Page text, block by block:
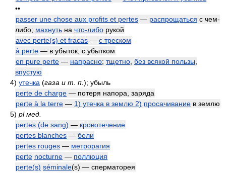
••
passer une chose aux profits et pertes — распрощаться с чем-
либо; махнуть на что-либо рукой
avec perte(s) et fracas — с треском
à perte — в убыток, с убытком
en pure perte — напрасно; тщетно без всякой пользы
впустую
4) утечка (газа и т. п. ); убыль
perte de charge — потеря напора, заряда
perte à la terre — 1) утечка в землю 2) просачивание в землю
5) pl мед.
pertes (de sang) — кровотечение
pertes blanches — бели
pertes rouges — метрорагия
perte nocturne — поллюция
perte(s) séminale(s) — сперматорея